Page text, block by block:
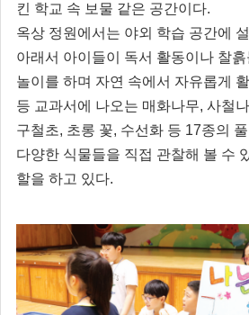
킨 학교 속 보물 같은 공간이다.
옥상 정원에서는 야외 학습 공간에
아래서 아이들이 독서 활동이나 찰흙
놀이를 하며 자연 속에서 자유롭게
등 교과서에 나오는 매화나무, 사철
구철초, 초롱 꽃, 수선화 등 17종의
다양한 식물들을 직접 관찰해 볼 수
할을 하고 있다.